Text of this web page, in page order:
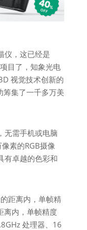
仪，这已经是
目了，知象光电
视觉技术创新的
集了一千多万美
无需手机或电脑
素的RGB摄像
有卓越的色彩和
距离内，单帧精
离内，单帧精度
处理器、16